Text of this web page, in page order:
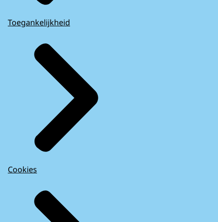
Toegankelijkheid
Cookies